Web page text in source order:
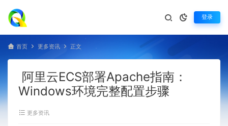
登录
首页 更多资讯 正文
阿里云ECS部署Apache指南：
Windows环境完整配置步骤
更多资讯